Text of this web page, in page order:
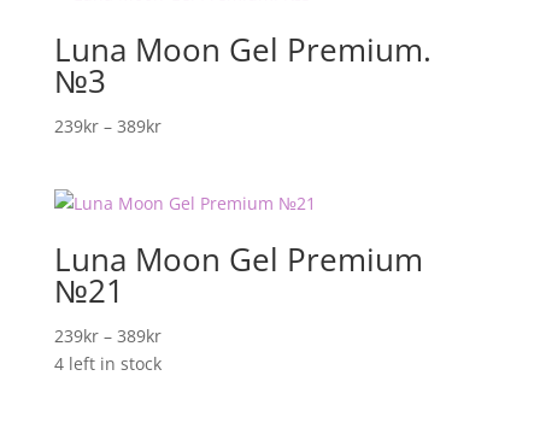
Luna Moon Gel Premium.
№3
239kr – 389krPrisområde:
389kr
Luna Moon Gel Premium
№21
239kr – 389krPrisområde:
239kr
4 left in stock